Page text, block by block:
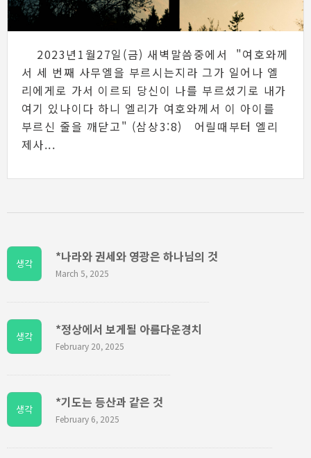
2023년1월27일(금) 새벽말씀중에서 "여호와께
서 세 번째 사무엘을 부르시는지라 그가 일어나 엘
리에게로 가서 이르되 당신이 나를 부르셨기로 내가
여기 있나이다 하니 엘리가 여호와께서 이 아이를
부르신 줄을 깨닫고" (삼상3:8) 어릴때부터 엘리
제사...
생각 *나라와 권세와 영광은 하나님의 것
March 5, 2025
생각 *정상에서 보게될 아름다운경치
February 20, 2025
생각 *기도는 등산과 같은 것
February 6, 2025